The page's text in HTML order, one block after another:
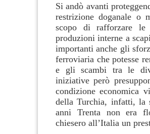
Si andò avanti
restrizione doganale o
scopo di rafforzare le
produzioni interne a
importanti anche gli
ferroviaria che potesse
e gli scambi tra le
iniziative però
condizione economica
della Turchia, infatti, la
anni Trenta non era
chiesero all’Italia un